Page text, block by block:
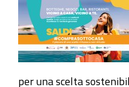
per una scelta